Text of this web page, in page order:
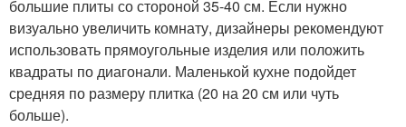
большие плиты со стороной 35-40 см. Если нужно
визуально увеличить комнату, дизайнеры рекомендуют
использовать прямоугольные изделия или положить
квадраты по диагонали. Маленькой кухне подойдет
средняя по размеру плитка (20 на 20 см или чуть
больше).